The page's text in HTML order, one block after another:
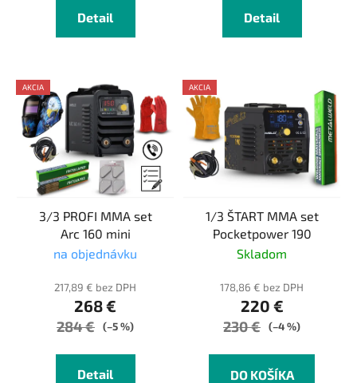
Detail Detail
AKCIA
3/3 PROFI MMA set
Arc 160 mini
na objednávku
217,89 € bez DPH
268 €
284 € (–5 %)
Detail
AKCIA
1/3 ŠTART MMA set
Pocketpower 190
Skladom
178,86 € bez DPH
220 €
230 € (–4 %)
DO KOŠÍKA